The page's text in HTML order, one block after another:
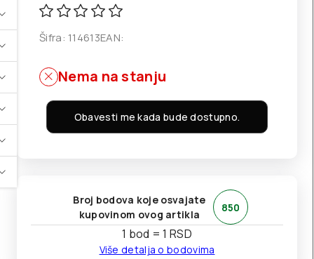
Šifra: 114613EAN:
Nema na stanju
Obavesti me kada bude dostupno.
Broj bodova koje osvajate
kupovinom ovog artikla
850
1 bod = 1 RSD
Više detalja o bodovima